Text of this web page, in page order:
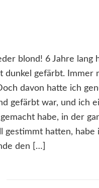
blond! 6 Jahre lang
dunkel gefärbt. Immer
davon hatte ich
gefärbt war, und ich
gemacht habe, in der
gestimmt hatten, habe
den […]